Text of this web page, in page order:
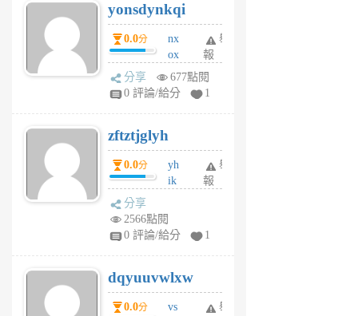
6
個
月
前
yonsdynkqi
0.0分
nx
ox
rh
pe
月
前
舉
報
分享
677點閱
0 評論/給分
1
zftztjglyh
0.0分
yh
ik
tu
6
個
月
舉
報
分享
2566點閱
0 評論/給分
1
dqyuuvwlxw
0.0分
vs
舉